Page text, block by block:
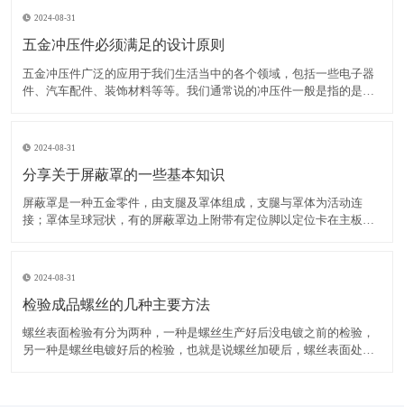
2024-08-31
五金冲压件必须满足的设计原则
五金冲压件广泛的应用于我们生活当中的各个领域，包括一些电子器
件、汽车配件、装饰材料等等。我们通常说的冲压件一般是指的是冷
成你想要的盘子了，这就是冷冲压，就是直接用模具对五金材料
2024-08-31
分享关于屏蔽罩的一些基本知识
屏蔽罩是一种五金零件，由支腿及罩体组成，支腿与罩体为活动连
接；罩体呈球冠状，有的屏蔽罩边上附带有定位脚以定位卡在主板相
一个屏蔽架，屏蔽框扣在屏蔽架上），但方便后期对里面芯片及电
2024-08-31
检验成品螺丝的几种主要方法
螺丝表面检验有分为两种，一种是螺丝生产好后没电镀之前的检验，
另一种是螺丝电镀好后的检验，也就是说螺丝加硬后，螺丝表面处理